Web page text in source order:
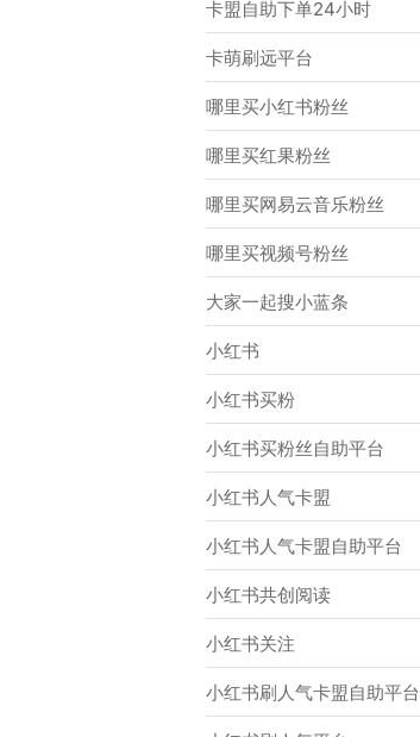
卡盟自助下单24小时
卡萌刷远平台
哪里买小红书粉丝
哪里买红果粉丝
哪里买网易云音乐粉丝
哪里买视频号粉丝
大家一起搜小蓝条
小红书
小红书买粉
小红书买粉丝自助平台
小红书人气卡盟
小红书人气卡盟自助平台
小红书共创阅读
小红书关注
小红书刷人气卡盟自助平台